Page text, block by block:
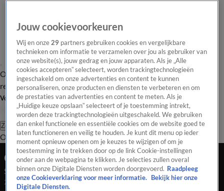
Overzicht Laatste nieuws Regionieuws Het beste van Hart
Tip de
redactie
Volg Hart van Nederland
Zoeken
OverzichtRegioUitzendingenWeerTip de redactiePanelVideo's
Ochtend Editie
Seizoen 2025, aflevering 4161
24 sep 2025, 08:00
Jouw cookievoorkeuren
Wij en onze29 partners gebruiken cookies en vergelijkbare
technieken om informatie te verzamelen over jou als gebruiker van
onze website(s), jouw gedrag en jouw apparaten. Als je „Alle
cookies accepteren” selecteert, worden trackingtechnologieën
ingeschakeld om onze advertenties en content te kunnen
personaliseren, onze producten en diensten te verbeteren en om
de prestaties van advertenties en content te meten. Als je
„Huidige keuze opslaan” selecteert of je toestemming intrekt,
worden deze trackingtechnologieën uitgeschakeld. We gebruiken
dan enkel functionele en essentiële cookies om de website goed te
laten functioneren en veilig te houden. Je kunt dit menu op ieder
moment opnieuw openen om je keuzes te wijzigen of om je
toestemming in te trekken door op de link Cookie-instellingen
onder aan de webpagina te klikken. Je selecties zullen overal
binnen onze Digitale Diensten worden doorgevoerd. Raadpleeg
onze Cookieverklaring voor meer informatie.
Bekijk hier onze
Digitale Diensten.